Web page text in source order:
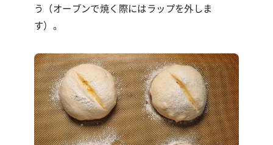
う（オーブンで焼く際にはラップを外しま
す）。